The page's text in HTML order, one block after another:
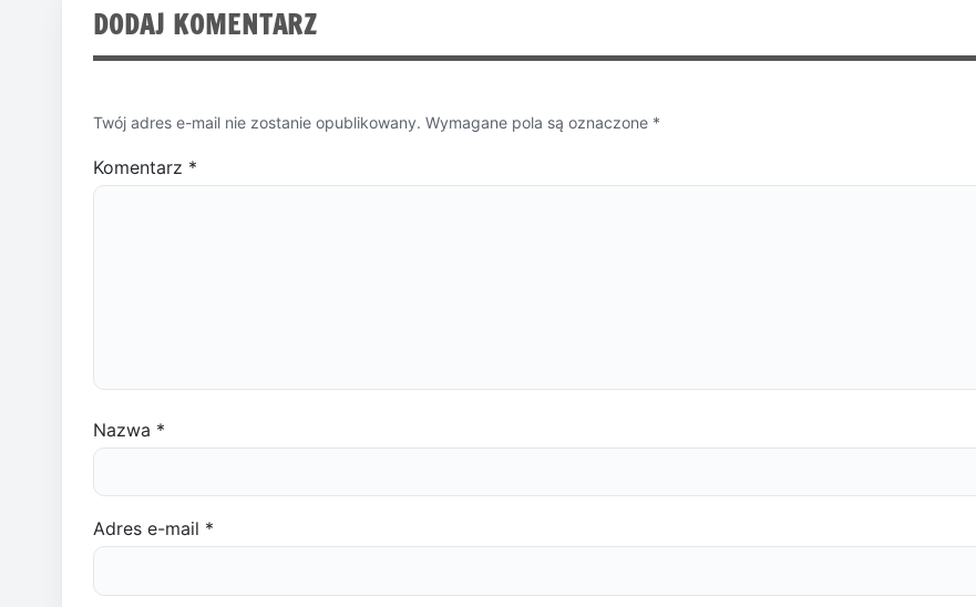
DODAJ KOMENTARZ
Twój adres e-mail nie zostanie opublikowany. Wymagane pola są oznaczone *
Komentarz *
Nazwa *
Adres e-mail *